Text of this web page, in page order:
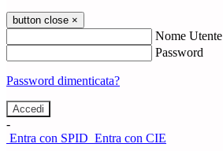
button close ×
Nome Utente
Password
Password dimenticata?
-
Entra con SPID Entra con CIE